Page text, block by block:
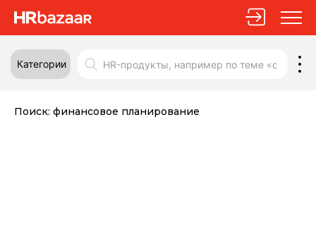
Категории
Поиск: финансовое планирование